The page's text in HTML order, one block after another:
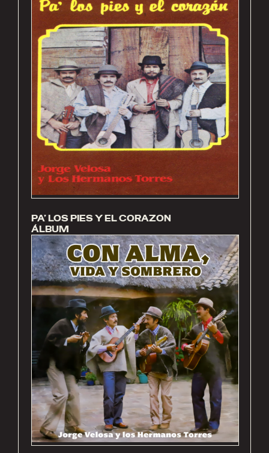
PA’ LOS PIES Y EL CORAZON
ÁLBUM